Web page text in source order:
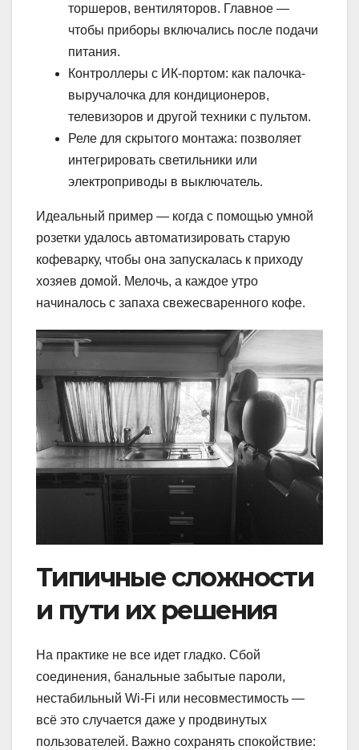
торшеров, вентиляторов. Главное —
чтобы приборы включались после подачи
питания.
Контроллеры с ИК-портом: как палочка-
выручалочка для кондиционеров,
телевизоров и другой техники с пультом.
Реле для скрытого монтажа: позволяет
интегрировать светильники или
электроприводы в выключатель.
Идеальный пример — когда с помощью умной
розетки удалось автоматизировать старую
кофеварку, чтобы она запускалась к приходу
хозяев домой. Мелочь, а каждое утро
начиналось с запаха свежесваренного кофе.
Типичные сложности
и пути их решения
На практике не все идет гладко. Сбой
соединения, банальные забытые пароли,
нестабильный Wi-Fi или несовместимость —
всё это случается даже у продвинутых
пользователей. Важно сохранять спокойствие: